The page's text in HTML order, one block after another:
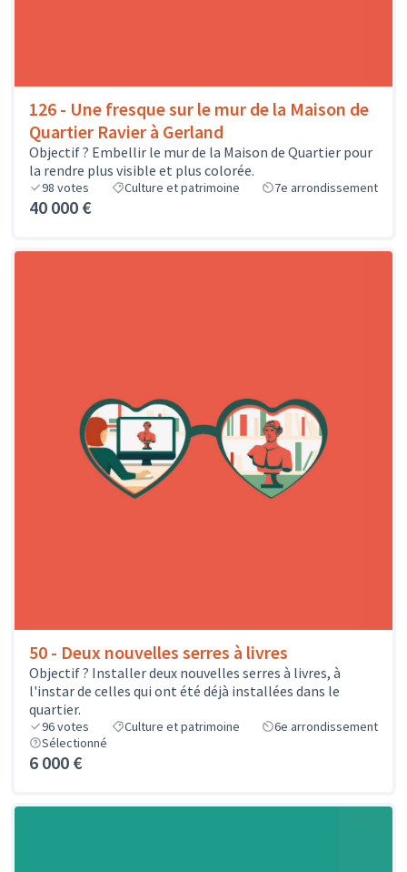
126 - Une fresque sur le mur de la Maison de
Quartier Ravier à Gerland
Objectif ? Embellir le mur de la Maison de Quartier pour
la rendre plus visible et plus colorée.
98 votes Culture et patrimoine 7e arrondissement
40 000 €
50 - Deux nouvelles serres à livres
Objectif ? Installer deux nouvelles serres à livres, à
l'instar de celles qui ont été déjà installées dans le
quartier.
96votes Culture et patrimoine
6e arrondissement
Sélectionné
6 000 €